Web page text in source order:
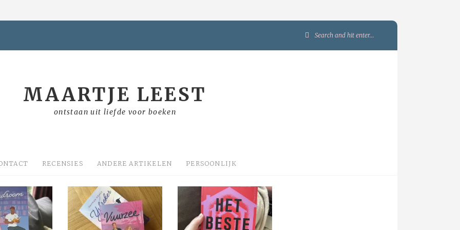
Search
MAARTJE LEEST
ontstaan uit liefde voor boeken
RECENSIES ANDERE ARTIKELEN PERSOONLIJK